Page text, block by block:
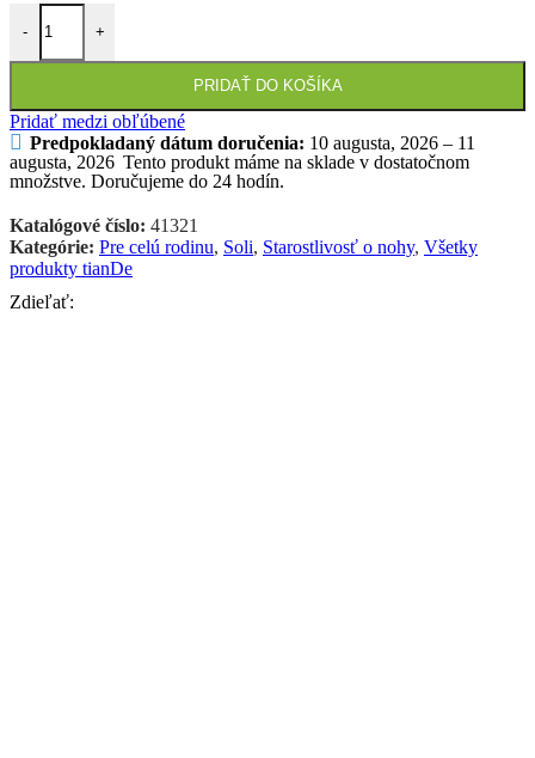
-
množstvo tianDe Soľná kúpeľ na nohy Levanduľa 50g
+
PRIDAŤ DO KOŠÍKA
Pridať medzi obľúbené
Predpokladaný dátum doručenia: 10 augusta, 2026 – 11
augusta, 2026 Tento produkt máme na sklade v dostatočnom
množstve. Doručujeme do 24 hodín.
Katalógové číslo: 41321
Kategórie: Pre celú rodinu, Soli, Starostlivosť o nohy, Všetky
produkty tianDe
Zdieľať: